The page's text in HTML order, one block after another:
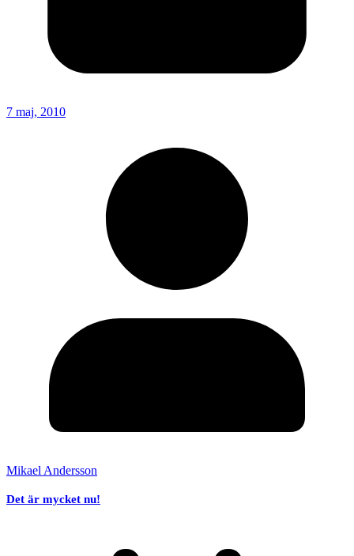
7 maj, 2010
Mikael Andersson
Det är mycket nu!